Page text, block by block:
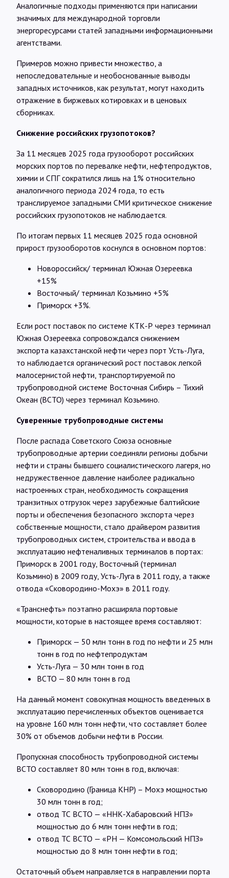
Аналогичные подходы применяются при написании
значимых для международной торговли
энергоресурсами статей западными информационными
агентствами.
Примеров можно привести множество, а
непоследовательные и необоснованные выводы
западных источников, как результат, могут находить
отражение в биржевых котировках и в ценовых
сборниках.
Снижение российских грузопотоков?
За 11 месяцев 2025 года грузооборот российских
морских портов по перевалке нефти, нефтепродуктов,
химии и СПГ сократился лишь на 1% относительно
аналогичного периода 2024 года, то есть
транслируемое западными СМИ критическое снижение
российских грузопотоков не наблюдается.
По итогам первых 11 месяцев 2025 года основной
прирост грузооборотов коснулся в основном портов:
Новороссийск/ терминал Южная Озереевка
+15%
Восточный/ терминал Козьмино +5%
Приморск +3%.
Если рост поставок по системе КТК-Р через терминал
Южная Озереевка сопровождался снижением
экспорта казахстанской нефти через порт Усть-Луга,
то наблюдается органический рост поставок легкой
малосернистой нефти, транспортируемой по
трубопроводной системе Восточная Сибирь – Тихий
Океан (ВСТО) через терминал Козьмино.
Суверенные трубопроводные системы
После распада Советского Союза основные
трубопроводные артерии соединяли регионы добычи
нефти и страны бывшего социалистического лагеря, но
недружественное давление наиболее радикально
настроенных стран, необходимость сокращения
транзитных отгрузок через зарубежные балтийские
порты и обеспечения безопасного экспорта через
собственные мощности, стало драйвером развития
трубопроводных систем, строительства и ввода в
эксплуатацию нефтеналивных терминалов в портах:
Приморск в 2001 году, Восточный (терминал
Козьмино) в 2009 году, Усть-Луга в 2011 году, а также
отвода «Сковородино-Мохэ» в 2011 году.
«Транснефть» поэтапно расширяла портовые
мощности, которые в настоящее время составляют:
Приморск — 50 млн тонн в год по нефти и 25 млн
тонн в год по нефтепродуктам
Усть-Луга — 30 млн тонн в год
ВСТО — 80 млн тонн в год
На данный момент совокупная мощность введенных в
эксплуатацию перечисленных объектов оценивается
на уровне 160 млн тонн нефти, что составляет более
30% от объемов добычи нефти в России.
Пропускная способность трубопроводной системы
ВСТО составляет 80 млн тонн в год, включая:
Сковородино (Граница КНР) – Мохэ мощностью
30 млн тонн в год;
отвод ТС ВСТО — «ННК-Хабаровский НПЗ»
мощностью до 6 млн тонн нефти в год;
отвод ТС ВСТО — «РН — Комсомольский НПЗ»
мощностью до 8 млн тонн нефти в год;
Остаточный объем направляется в направлении порта